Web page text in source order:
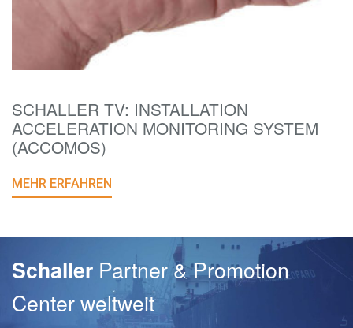
SCHALLER TV: INSTALLATION
ACCELERATION MONITORING SYSTEM
(ACCOMOS)
MEHR ERFAHREN
Schaller Partner & Promotion
Center weltweit